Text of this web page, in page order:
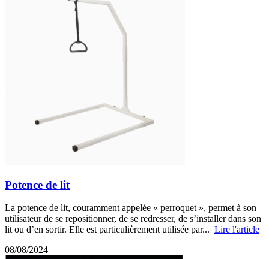
Potence de lit
La potence de lit, couramment appelée « perroquet », permet à son
utilisateur de se repositionner, de se redresser, de s’installer dans son
lit ou d’en sortir. Elle est particulièrement utilisée par... Lire l'article
08/08/2024